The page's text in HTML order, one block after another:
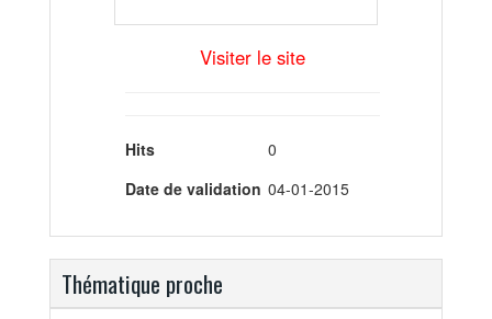
Visiter le site
Hits
0
Date de validation 04-01-2015
Thématique proche